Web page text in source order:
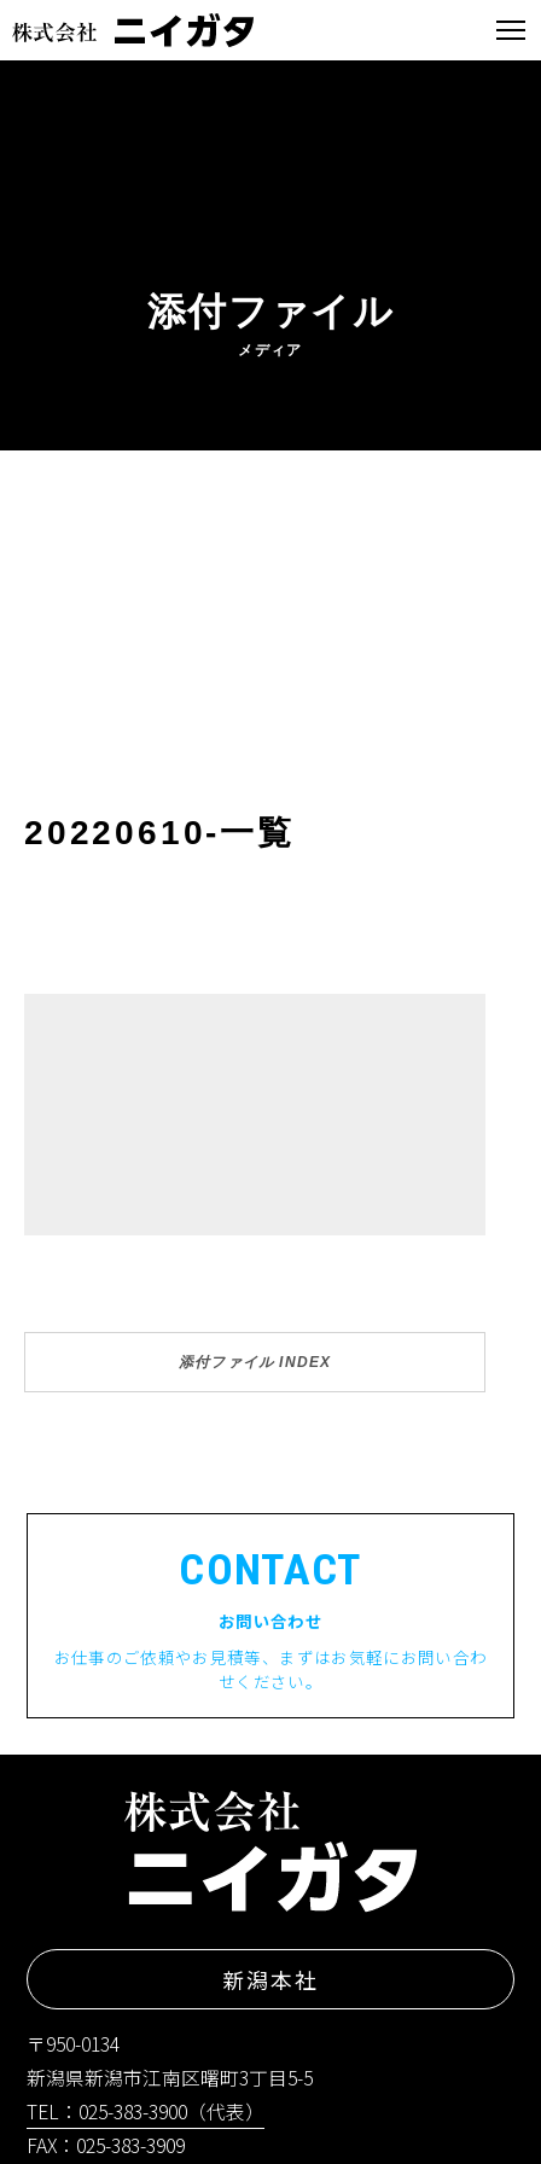
添付ファイル
メディア
20220610-一覧
添付ファイル INDEX
CONTACT
お問い合わせ
お仕事のご依頼やお見積等、まずはお気軽にお問い合わ
せください。
新潟本社
〒950-0134
新潟県新潟市江南区曙町3丁目5-5
TEL：025-383-3900（代表）
FAX：025-383-3909